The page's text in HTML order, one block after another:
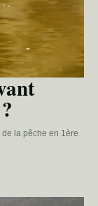
la pêche en 1ère